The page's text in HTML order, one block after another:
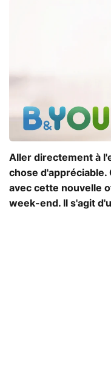
Aller directement à
chose d'appréciable.
avec cette nouvelle
week-end. Il s'agit